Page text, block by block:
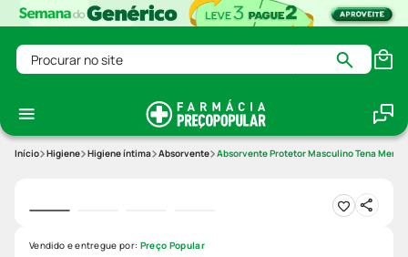
Procurar no site
Higiene Higiene íntima Absorvente Absorvente Protetor Masculino Tena Men
Vendido e entregue por: Preço Popular